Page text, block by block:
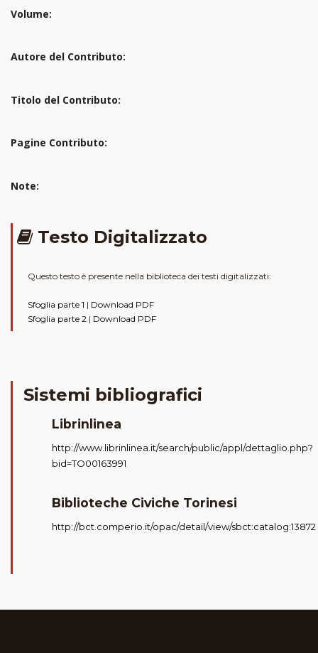
Volume:
Autore del Contributo:
Titolo del Contributo:
Pagine Contributo:
Note:
Testo Digitalizzato
Questo testo è presente nella biblioteca dei testi digitalizzati:
Sfoglia parte 1 | Download PDF
Sfoglia parte 2 | Download PDF
Sistemi bibliografici
Librinlinea
http://www.librinlinea.it/search/public/appl/dettaglio.php?
bid=TO00163991
Biblioteche Civiche Torinesi
http://bct.comperio.it/opac/detail/view/sbct:catalog:13872